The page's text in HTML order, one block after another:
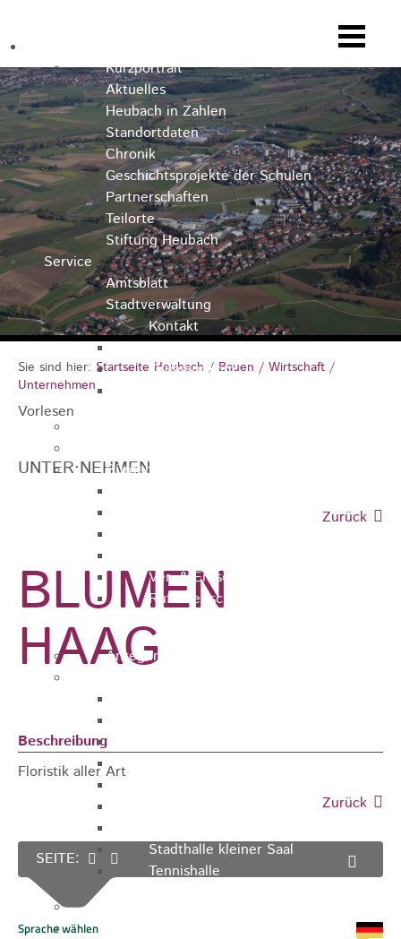
Kurzportrait
Aktuelles
Heubach in Zahlen
Standortdaten
Chronik
Geschichtsprojekte der Schulen
Partnerschaften
Teilorte
Stiftung Heubach
Service
Amtsblatt
Stadtverwaltung
Kontakt
Rathausteam
Organigramm
Bürgerservice
Ver- & Entsorgung
Rufbereitschaft / Störungsdienste /
Anregungen, Mängel & Kritik
Stadthalle kleiner Saal
Tennishalle
Sie sind hier: Startseite Heubach / Bauen / Wirtschaft /
Unternehmen
Vorlesen
UNTER·NEHMEN
Zurück
BLUMEN
HAAG
Beschreibung
Floristik aller Art
Zurück
SEITE: